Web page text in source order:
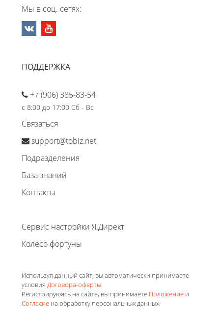
Мы в соц. сетях:
ПОДДЕРЖКА
+7 (906) 385-83-54
с 8:00 до 17:00 Сб - Вс
Связаться
support@tobiz.net
Подразделения
База знаний
Контакты
Сервис настройки Я.Директ
Колесо фортуны
Используя данный сайт, вы автоматически принимаете
условия Договора-оферты.
Регистрируюясь на сайте, вы принимаете Положение и
Согласие на обработку персональных данных.